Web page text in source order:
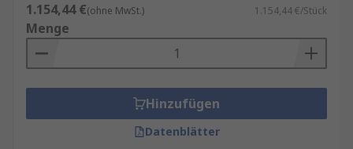
1.154,44 €(ohne MwSt.) 1.154,44 €/Stück
Menge
Hinzufügen
Datenblätter